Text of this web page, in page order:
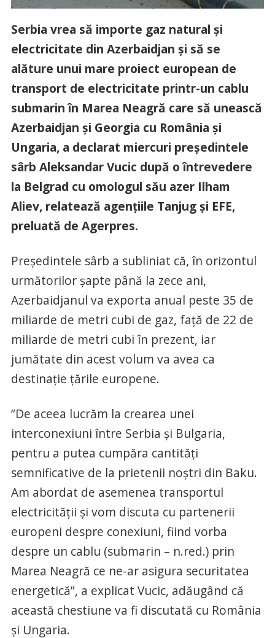
Serbia vrea să importe gaz natural şi
electricitate din Azerbaidjan şi să se
alăture unui mare proiect european de
transport de electricitate printr-un cablu
submarin în Marea Neagră care să unească
Azerbaidjan şi Georgia cu România şi
Ungaria, a declarat miercuri preşedintele
sârb Aleksandar Vucic după o întrevedere
la Belgrad cu omologul său azer Ilham
Aliev, relatează agenţiile Tanjug şi EFE,
preluată de Agerpres.
Preşedintele sârb a subliniat că, în orizontul
următorilor şapte până la zece ani,
Azerbaidjanul va exporta anual peste 35 de
miliarde de metri cubi de gaz, faţă de 22 de
miliarde de metri cubi în prezent, iar
jumătate din acest volum va avea ca
destinaţie ţările europene.
”De aceea lucrăm la crearea unei
interconexiuni între Serbia şi Bulgaria,
pentru a putea cumpăra cantităţi
semnificative de la prietenii noştri din Baku.
Am abordat de asemenea transportul
electricităţii şi vom discuta cu partenerii
europeni despre conexiuni, fiind vorba
despre un cablu (submarin – n.red.) prin
Marea Neagră ce ne-ar asigura securitatea
energetică”, a explicat Vucic, adăugând că
această chestiune va fi discutată cu România
şi Ungaria.